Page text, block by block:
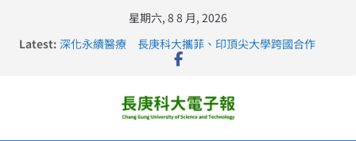
星期六, 8 8 月, 2026
Latest: 深化永續醫療 長庚科大攜菲、印頂尖大學跨國合作
長庚科大訪凱瑟醫療集團、美容學校收穫豐
仁德醫專與長庚科大締結策略聯盟 培育護理尖兵
長庚科大連四年穩居《遠見》醫學大學第5名 辦學實力再